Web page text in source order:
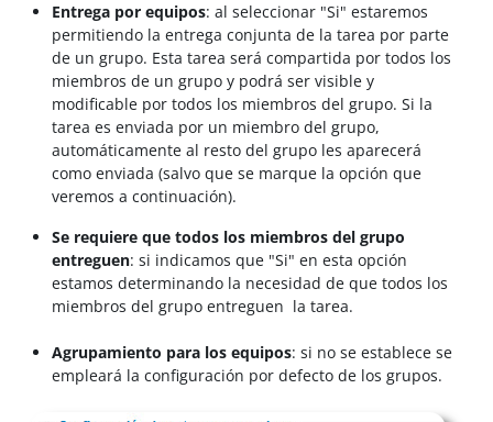
Entrega por equipos: al seleccionar "Si" estaremos
permitiendo la entrega conjunta de la tarea por parte
de un grupo. Esta tarea será compartida por todos los
miembros de un grupo y podrá ser visible y
modificable por todos los miembros del grupo. Si la
tarea es enviada por un miembro del grupo,
automáticamente al resto del grupo les aparecerá
como enviada (salvo que se marque la opción que
veremos a continuación).
Se requiere que todos los miembros del grupo
entreguen: si indicamos que "Si" en esta opción
estamos determinando la necesidad de que todos los
miembros del grupo entreguen la tarea.
Agrupamiento para los equipos: si no se establece se
empleará la configuración por defecto de los grupos.